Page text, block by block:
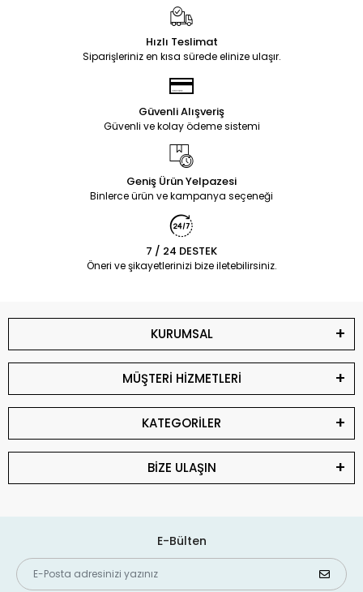
Hızlı Teslimat
Siparişleriniz en kısa sürede elinize ulaşır.
Güvenli Alışveriş
Güvenli ve kolay ödeme sistemi
Geniş Ürün Yelpazesi
Binlerce ürün ve kampanya seçeneği
7 / 24 DESTEK
Öneri ve şikayetlerinizi bize iletebilirsiniz.
KURUMSAL
MÜŞTERİ HİZMETLERİ
KATEGORİLER
BİZE ULAŞIN
E-Bülten